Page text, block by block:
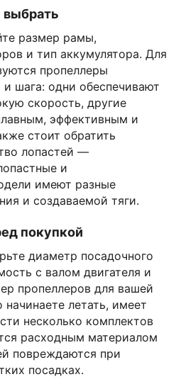
размер рамы,
и тип аккумулятора. Для
пропеллеры
шага: одни обеспечивают
скорость, другие
эффективным и
стоит обратить
лопастей —
и
имеют разные
и создаваемой тяги.
покупкой
диаметр посадочного
с валом двигателя и
пропеллеров для вашей
летать, имеет
несколько комплектов
расходным материалом
повреждаются при
посадках.